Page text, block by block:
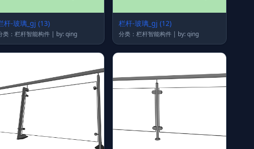
杆-玻璃_gj (13)
分类：栏杆智能构件 | by: qing
栏杆-玻璃_gj (12)
分类：栏杆智能构件 | by: qing